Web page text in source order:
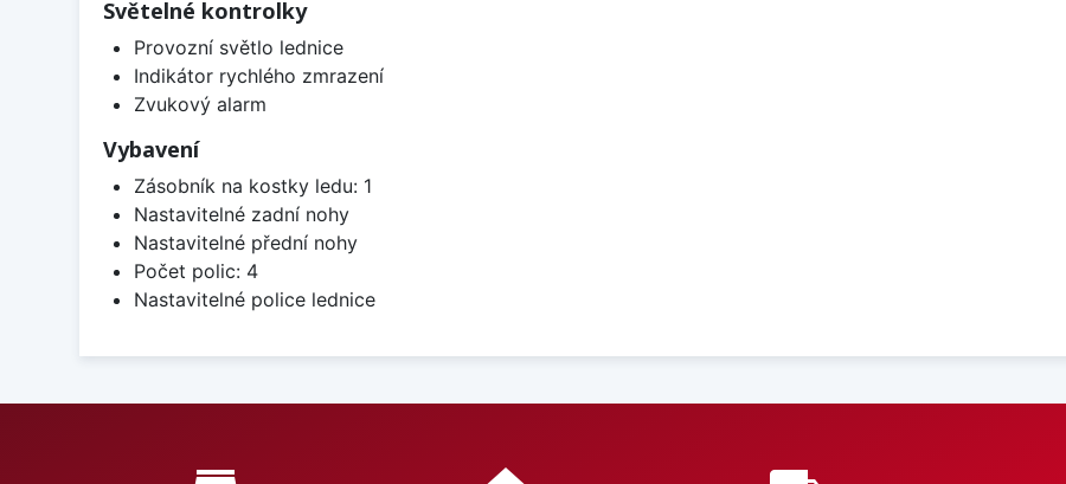
Světelné kontrolky
Provozní světlo lednice
Indikátor rychlého zmrazení
Zvukový alarm
Vybavení
Zásobník na kostky ledu: 1
Nastavitelné zadní nohy
Nastavitelné přední nohy
Počet polic: 4
Nastavitelné police lednice
Proč nakupovat u nás?